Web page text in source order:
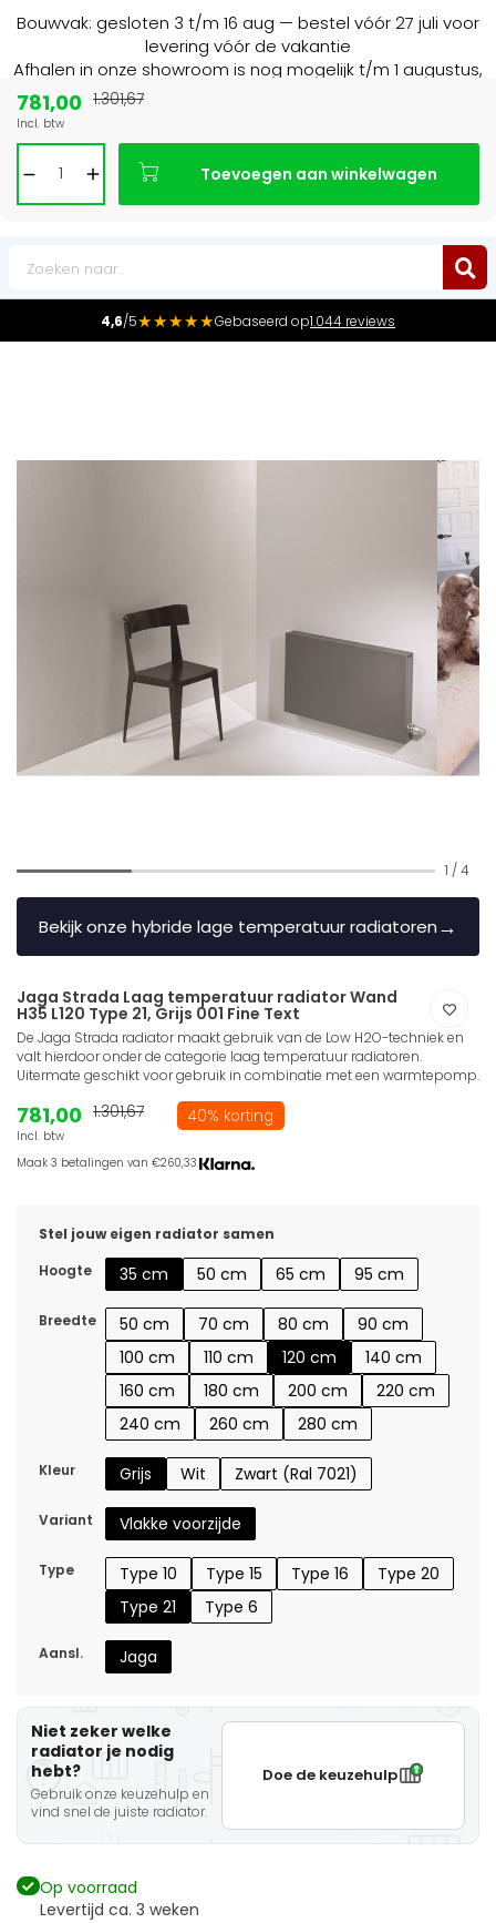
Bouwvak: gesloten 3 t/m 16 aug — bestel vóór 27 juli voor
levering vóór de vakantie
Afhalen in onze showroom is nog mogelijk t/m 1 augustus,
4,6/5★★★★★Gebaseerd op1.044 reviews
1 / 4
Bekijk onze hybride lage temperatuur radiatoren→
Jaga Strada Laag temperatuur radiator Wand
H35 L120 Type 21, Grijs 001 Fine Text
De Jaga Strada radiator maakt gebruik van de Low H2O-techniek en
valt hierdoor onder de categorie laag temperatuur radiatoren.
Uitermate geschikt voor gebruik in combinatie met een warmtepomp.
781,00
Incl. btw
1.301,67 40% korting
Maak 3 betalingen van €260,33.
Stel jouw eigen radiator samen
Hoogte
35 cm 50 cm 65 cm 95 cm
Breedte 50 cm 70 cm 80 cm
90 cm
100 cm
110 cm 120 cm
140 cm
160 cm
180 cm 200 cm
220 cm
240 cm
260 cm 280 cm
Kleur Grijs Wit Zwart (Ral 7021)
Variant Vlakke voorzijde
Type Type 10 Type 15 Type 16
Type 20
Type 21
Type 6
Aansl. Jaga
Niet zeker welke
radiator je nodig
hebt?
Gebruik onze keuzehulp en
vind snel de juiste radiator.
Doe de keuzehulp
Op voorraad
Levertijd ca. 3 weken
781,00
Incl. btw
1.301,67
Toevoegen aan winkelwagen